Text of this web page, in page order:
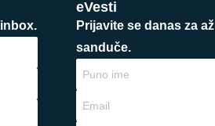
eVesti
Prijavite se danas za
sanduče.